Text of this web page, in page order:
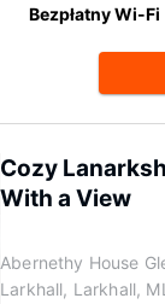
Bezpłatny Wi-Fi
Cozy
With a View
Abernethy House
Larkhall, Larkhall,